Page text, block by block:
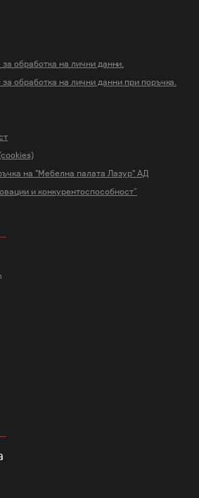
обработка на лични данни.
обработка на лични данни при поръчка.
на "Мебелна палата Лазур" АД
и конкурентоспособност“